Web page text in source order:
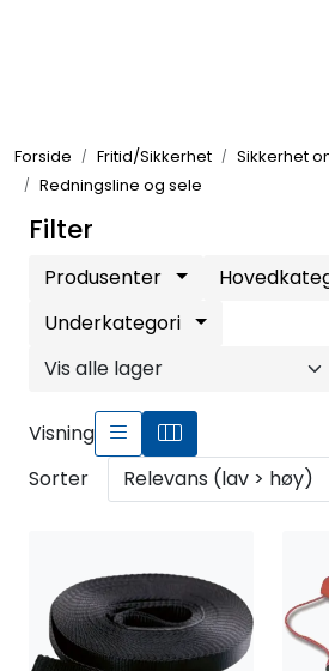
Forside Fritid/Sikkerhet
Sikkerhet
Redningsline og sele
Filter
Produsenter
Underkategori
Visning
Sorter
Elektrisk
Bygg/Innredning
Komfort
Motor/Styring
Fritid/Sikkerhet